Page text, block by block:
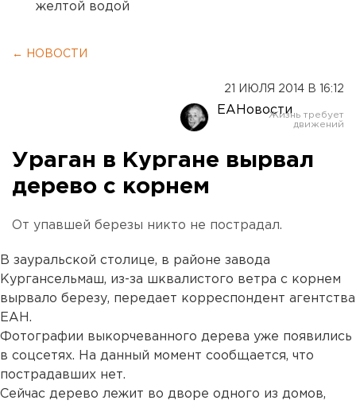
желтой водой
← НОВОСТИ
21 ИЮЛЯ 2014 В 16:12
ЕАНовости
Ураган в Кургане вырвал
дерево с корнем
От упавшей березы никто не пострадал.
В зауральской столице, в районе завода
Кургансельмаш, из-за шквалистого ветра с корнем
вырвало березу, передает корреспондент агентства
ЕАН.
Фотографии выкорчеванного дерева уже появились
в соцсетях. На данный момент сообщается, что
пострадавших нет.
Сейчас дерево лежит во дворе одного из домов,